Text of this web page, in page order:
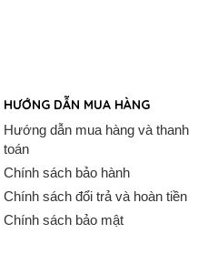
HƯỚNG DẪN MUA HÀNG
Hướng dẫn mua hàng và thanh
toán
Chính sách bảo hành
Chính sách đổi trả và hoàn tiền
Chính sách bảo mật